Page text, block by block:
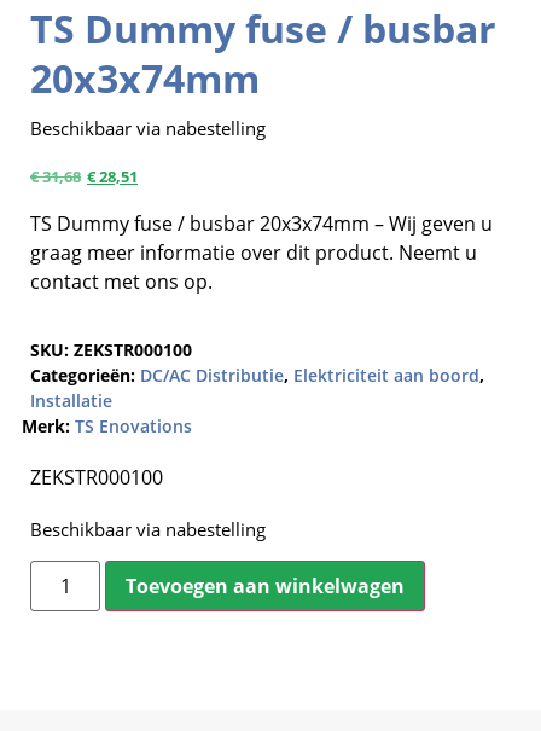
TS Dummy fuse / busbar
20x3x74mm
Beschikbaar via nabestelling
€31,68 €28,51
TS Dummy fuse / busbar 20x3x74mm – Wij geven u
graag meer informatie over dit product. Neemt u
contact met ons op.
SKU: ZEKSTR000100
Categorieën: DC/AC Distributie, Elektriciteit aan boord,
Installatie
Merk: TS Enovations
ZEKSTR000100
Beschikbaar via nabestelling
Toevoegen aan winkelwagen